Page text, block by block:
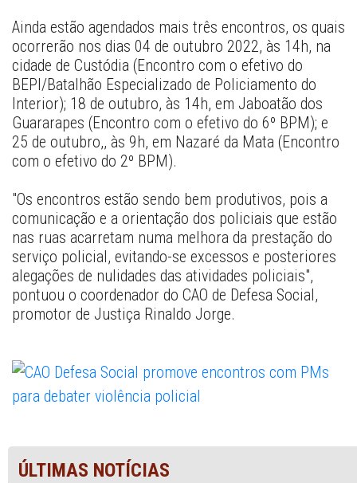
Ainda estão agendados mais três encontros, os quais
ocorrerão nos dias 04 de outubro 2022, às 14h, na
cidade de Custódia (Encontro com o efetivo do
BEPI/Batalhão Especializado de Policiamento do
Interior); 18 de outubro, às 14h, em Jaboatão dos
Guararapes (Encontro com o efetivo do 6º BPM); e
25 de outubro,, às 9h, em Nazaré da Mata (Encontro
com o efetivo do 2º BPM).
"Os encontros estão sendo bem produtivos, pois a
comunicação e a orientação dos policiais que estão
nas ruas acarretam numa melhora da prestação do
serviço policial, evitando-se excessos e posteriores
alegações de nulidades das atividades policiais",
pontuou o coordenador do CAO de Defesa Social,
promotor de Justiça Rinaldo Jorge.
ÚLTIMAS NOTÍCIAS